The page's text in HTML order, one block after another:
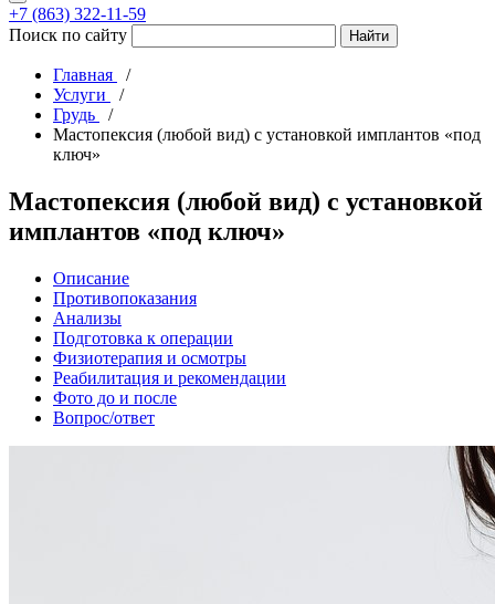
+7 (863) 322-11-59
Поиск по сайту
Главная
Услуги
Грудь
Мастопексия (любой вид) с установкой имплантов «под
ключ»
Мастопексия (любой вид) с установкой
имплантов «под ключ»
Описание
Противопоказания
Анализы
Подготовка к операции
Физиотерапия и осмотры
Реабилитация и рекомендации
Фото до и после
Вопрос/ответ